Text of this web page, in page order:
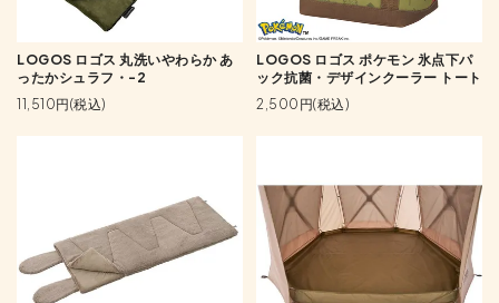
LOGOS ロゴス 丸洗いやわらか あ
ったかシュラフ・-2
11,510円(税込)
LOGOS ロゴス ポケモン 氷点下パ
ック抗菌・デザインクーラー トート
2,500円(税込)